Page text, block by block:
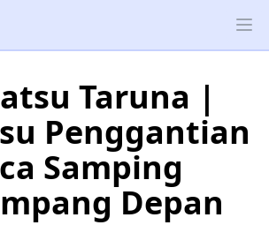
Taruna |
Penggantian
Samping
Depan